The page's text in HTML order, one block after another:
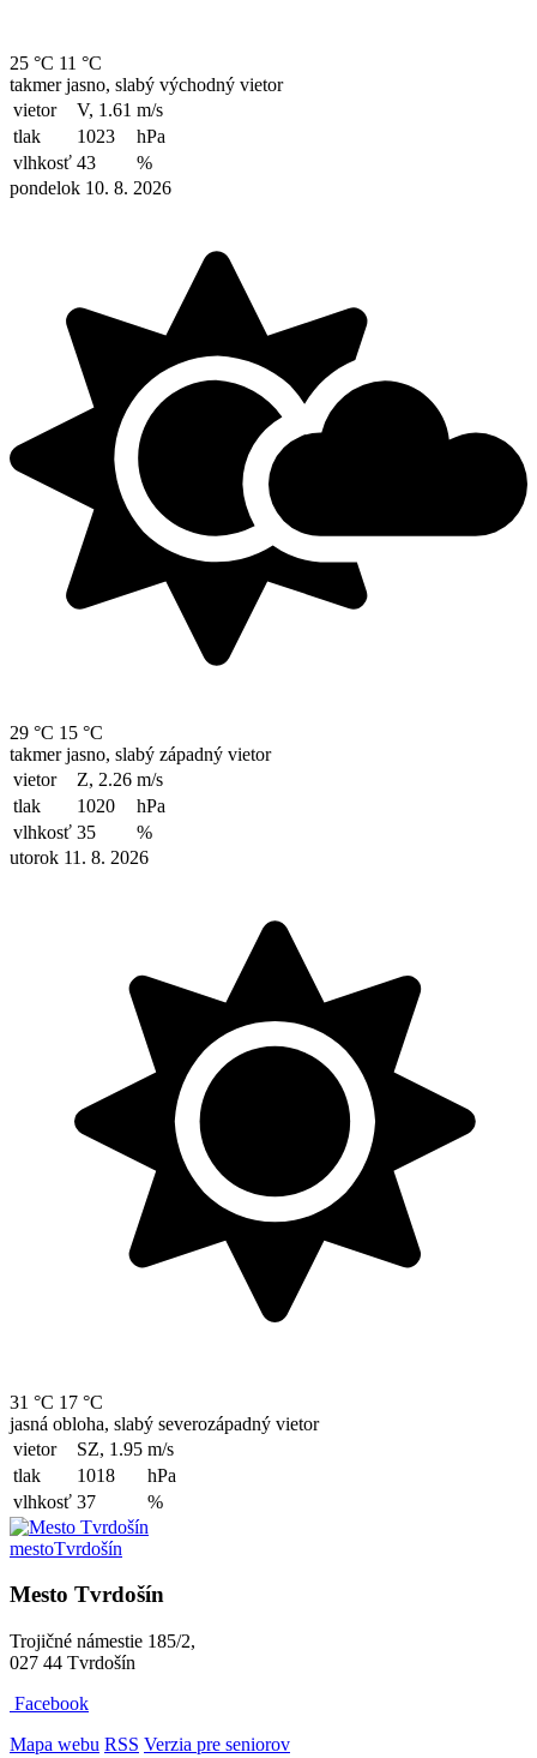
25 °C 11 °C
takmer jasno, slabý východný vietor
vietor
V, 1.61 m/s
tlak
1023
hPa
vlhkosť 43
%
pondelok 10. 8. 2026
29 °C 15 °C
takmer jasno, slabý západný vietor
vietor
Z, 2.26 m/s
tlak
1020
hPa
vlhkosť 35
%
utorok 11. 8. 2026
31 °C 17 °C
jasná obloha, slabý severozápadný vietor
vietor
SZ, 1.95 m/s
tlak
1018
hPa
vlhkosť 37 %
mestoTvrdošín
Mesto Tvrdošín
Trojičné námestie 185/2,
027 44 Tvrdošín
Facebook
Mapa webu RSS Verzia pre seniorov